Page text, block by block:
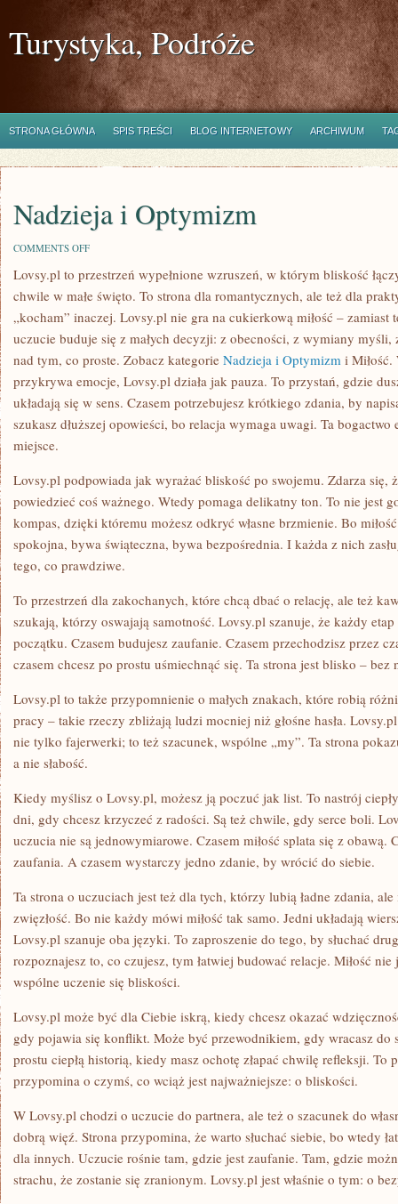
Turystyka, Podróże
STRONA GŁÓWNA SPIS TREŚCI BLOG INTERNETOWY ARCHIWUM
Nadzieja i Optymizm
COMMENTS OFFON
I
Lovsy.pl to przestrzeń wypełnione wzruszeń, w którym bliskość
chwile w małe święto. To strona dla romantycznych, ale też dla
„kocham” inaczej. Lovsy.pl nie gra na cukierkową miłość – zamiast
uczucie buduje się z małych decyzji: z obecności, z wymiany
nad tym, co proste. Zobacz kategorie Nadzieja i Optymizm i
przykrywa emocje, Lovsy.pl działa jak pauza. To przystań, gdzie
układają się w sens. Czasem potrzebujesz krótkiego zdania, by
szukasz dłuższej opowieści, bo relacja wymaga uwagi. Ta
miejsce.
Lovsy.pl podpowiada jak wyrażać bliskość po swojemu. Zdarza się,
powiedzieć coś ważnego. Wtedy pomaga delikatny ton. To nie jest
kompas, dzięki któremu możesz odkryć własne brzmienie. Bo
spokojna, bywa świąteczna, bywa bezpośrednia. I każda z nich
tego, co prawdziwe.
To przestrzeń dla zakochanych, które chcą dbać o relację, ale też
szukają, którzy oswajają samotność. Lovsy.pl szanuje, że każdy etap
początku. Czasem budujesz zaufanie. Czasem przechodzisz przez
czasem chcesz po prostu uśmiechnąć się. Ta strona jest blisko – bez
Lovsy.pl to także przypomnienie o małych znakach, które robią
pracy – takie rzeczy zbliżają ludzi mocniej niż głośne hasła.
nie tylko fajerwerki; to też szacunek, wspólne „my”. Ta strona
a nie słabość.
Kiedy myślisz o Lovsy.pl, możesz ją poczuć jak list. To nastrój
dni, gdy chcesz krzyczeć z radości. Są też chwile, gdy serce boli.
uczucia nie są jednowymiarowe. Czasem miłość splata się z obawą.
zaufania. A czasem wystarczy jedno zdanie, by wrócić do siebie.
Ta strona o uczuciach jest też dla tych, którzy lubią ładne zdania,
zwięzłość. Bo nie każdy mówi miłość tak samo. Jedni układają
Lovsy.pl szanuje oba języki. To zaproszenie do tego, by słuchać
rozpoznajesz to, co czujesz, tym łatwiej budować relacje. Miłość
wspólne uczenie się bliskości.
Lovsy.pl może być dla Ciebie iskrą, kiedy chcesz okazać
gdy pojawia się konflikt. Może być przewodnikiem, gdy wracasz do
prostu ciepłą historią, kiedy masz ochotę złapać chwilę refleksji. To
przypomina o czymś, co wciąż jest najważniejsze: o bliskości.
W Lovsy.pl chodzi o uczucie do partnera, ale też o szacunek do
dobrą więź. Strona przypomina, że warto słuchać siebie, bo wtedy
dla innych. Uczucie rośnie tam, gdzie jest zaufanie. Tam, gdzie
strachu, że zostanie się zranionym. Lovsy.pl jest właśnie o tym: o